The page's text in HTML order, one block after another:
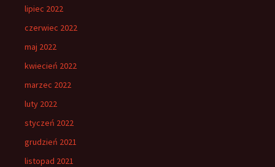
lipiec 2022
czerwiec 2022
maj 2022
kwiecień 2022
marzec 2022
luty 2022
styczeń 2022
grudzień 2021
listopad 2021